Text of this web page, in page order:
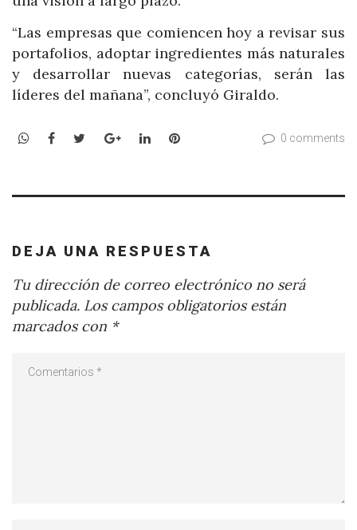
“Las empresas que comiencen hoy a revisar sus
portafolios, adoptar ingredientes más naturales
y desarrollar nuevas categorías, serán las
líderes del mañana”, concluyó Giraldo.
WhatsApp
Facebook
TwitterGoogle+LinkedInPinterest 0 comments
DEJA UNA RESPUESTA
Tu dirección de correo electrónico no será
publicada. Los campos obligatorios están
marcados con *